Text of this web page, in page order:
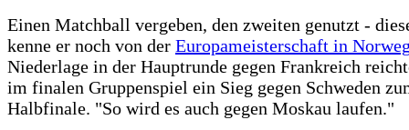
Einen Matchball vergeben, den zweiten genutzt -
kenne er noch von der Europameisterschaft in
Niederlage in der Hauptrunde gegen Frankreich
im finalen Gruppenspiel ein Sieg gegen Schweden
Halbfinale. "So wird es auch gegen Moskau laufen."